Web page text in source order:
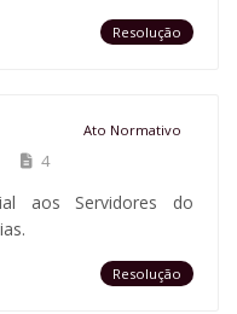
Resolução
Ato Normativo
4
aos Servidores do
Resolução